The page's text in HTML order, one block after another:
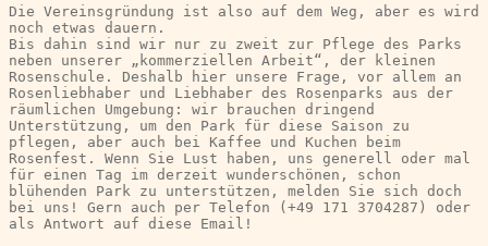
Die Vereinsgründung ist also auf dem Weg, aber es wird
noch etwas dauern.
Bis dahin sind wir nur zu zweit zur Pflege des Parks
neben unserer „kommerziellen Arbeit“, der kleinen
Rosenschule. Deshalb hier unsere Frage, vor allem an
Rosenliebhaber und Liebhaber des Rosenparks aus der
räumlichen Umgebung: wir brauchen dringend
Unterstützung, um den Park für diese Saison zu
pflegen, aber auch bei Kaffee und Kuchen beim
Rosenfest. Wenn Sie Lust haben, uns generell oder mal
für einen Tag im derzeit wunderschönen, schon
blühenden Park zu unterstützen, melden Sie sich doch
bei uns! Gern auch per Telefon (+49 171 3704287) oder
als Antwort auf diese Email!